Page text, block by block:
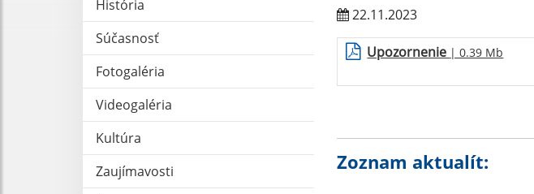
História
Súčasnosť
Fotogaléria
Videogaléria
Kultúra
Zaujímavosti
22.11.2023
Upozornenie | 0.39 Mb
Zoznam aktualít: